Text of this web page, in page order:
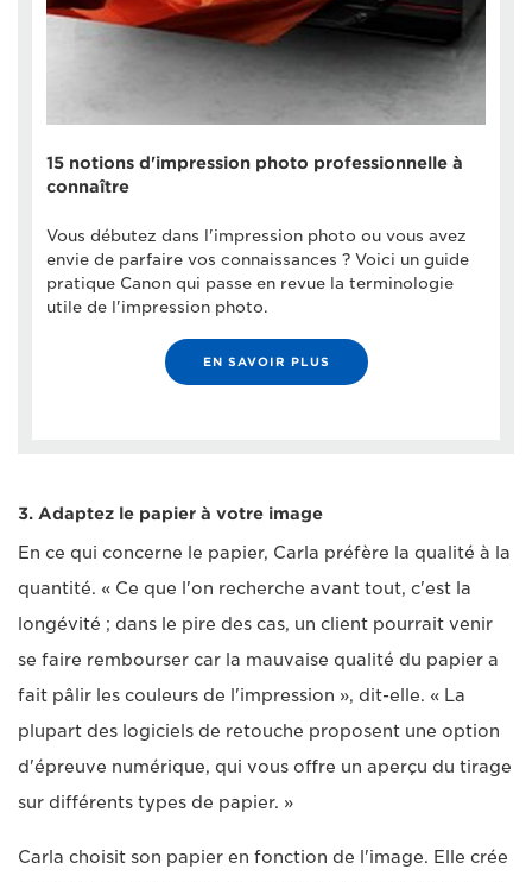
15 notions d'impression photo professionnelle à
connaître
Vous débutez dans l'impression photo ou vous avez
envie de parfaire vos connaissances ? Voici un guide
pratique Canon qui passe en revue la terminologie
utile de l'impression photo.
EN SAVOIR PLUS
3. Adaptez le papier à votre image
En ce qui concerne le papier, Carla préfère la qualité à la
quantité. « Ce que l'on recherche avant tout, c'est la
longévité ; dans le pire des cas, un client pourrait venir
se faire rembourser car la mauvaise qualité du papier a
fait pâlir les couleurs de l'impression », dit-elle. « La
plupart des logiciels de retouche proposent une option
d'épreuve numérique, qui vous offre un aperçu du tirage
sur différents types de papier. »
Carla choisit son papier en fonction de l'image. Elle crée